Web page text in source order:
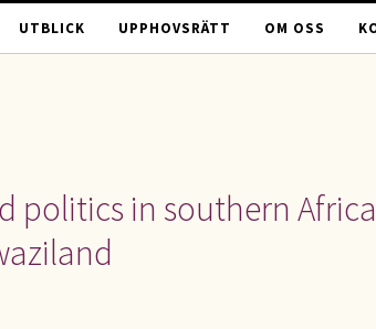
UTBLICK UPPHOVSRÄTT OM OSS
politics in southern